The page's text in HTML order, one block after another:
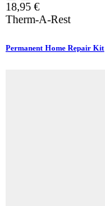
18,95 €
Therm-A-Rest
Permanent Home Repair Kit